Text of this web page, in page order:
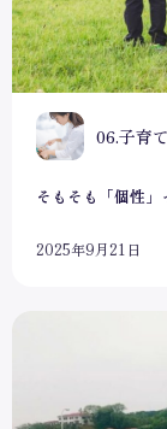
0 06.子育
そもそも「個性
2025年9月21日